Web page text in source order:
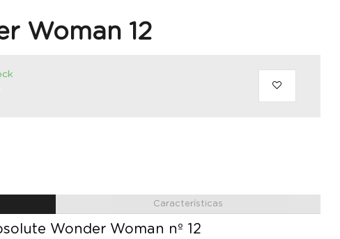
Woman 12
Características
Wonder Woman nº 12